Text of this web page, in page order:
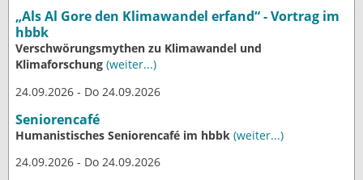
„Als Al Gore den Klimawandel erfand“ - Vortrag im
hbbk
Verschwörungsmythen zu Klimawandel und
Klimaforschung (weiter...)
24.09.2026 - Do 24.09.2026
Seniorencafé
Humanistisches Seniorencafé im hbbk (weiter...)
24.09.2026 - Do 24.09.2026